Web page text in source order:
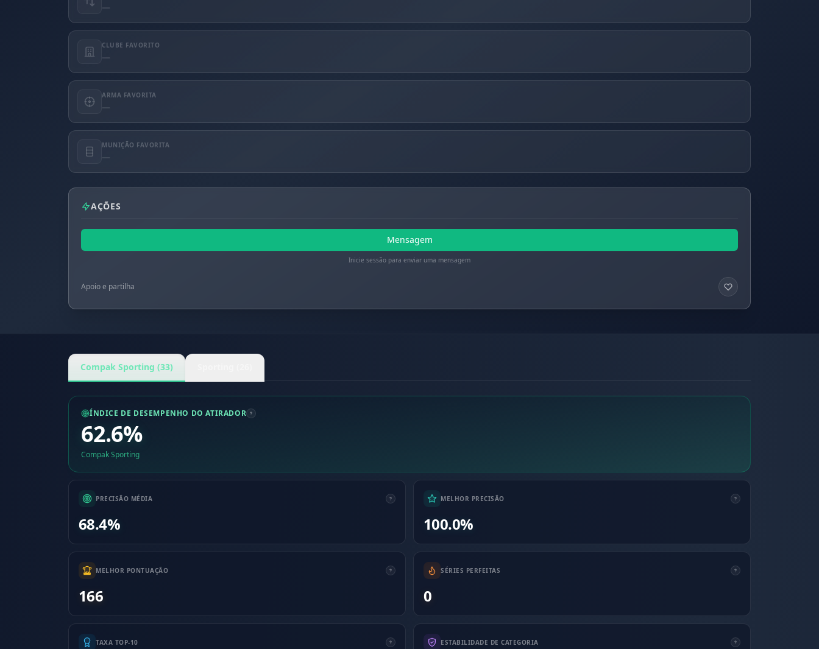
—
CLUBE FAVORITO
—
ARMA FAVORITA
—
MUNIÇÃO FAVORITA
—
AÇÕES
Mensagem
Inicie sessão para enviar uma mensagem
Apoio e partilha
Compak Sporting (33)
ÍNDICE DE DESEMPENHO DO ATIRADOR
62.6%
Compak Sporting
PRECISÃO MÉDIA
68.4%
MELHOR PRECISÃO
100.0%
MELHOR PONTUAÇÃO
166
SÉRIES PERFEITAS
0
TAXA TOP-10 ESTABILIDADE DE CATEGORIA